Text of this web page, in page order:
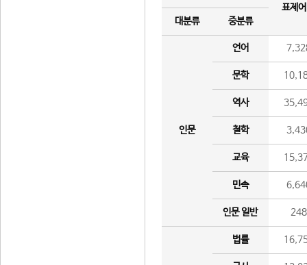
표제
대분류
중분류
인문
언어
문학
역사
철학
교육
민속
인문 일반 248
법률